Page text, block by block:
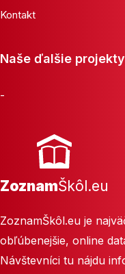
Kontakt
Naše ďalšie projekty
-
ZoznamŠkôl.eu
ZoznamŠkôl.eu je
obľúbenejšie, online
Návštevníci tu nájdu